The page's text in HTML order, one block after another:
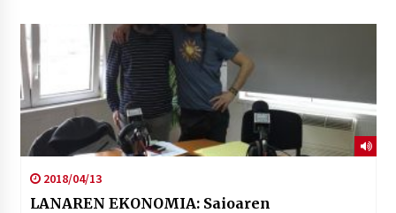
2018/04/13
LANAREN EKONOMIA: Saioaren